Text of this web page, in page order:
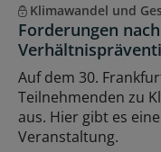
Klimawandel und
Forderungen
Auf dem 30.
Teilnehmenden zu
aus. Hier gibt es
Veranstaltung.